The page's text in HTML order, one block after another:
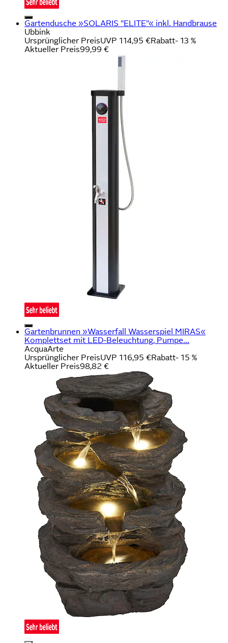
Gartendusche »SOLARIS "ELITE"« inkl. Handbrause
Ubbink
Ursprünglicher PreisUVP 114,95 €Rabatt- 13 %
Aktueller Preis99,99 €
Gartenbrunnen »Wasserfall Wasserspiel MIRAS«
Komplettset mit LED-Beleuchtung, Pumpe...
AcquaArte
Ursprünglicher PreisUVP 116,95 €Rabatt- 15 %
Aktueller Preis98,82 €